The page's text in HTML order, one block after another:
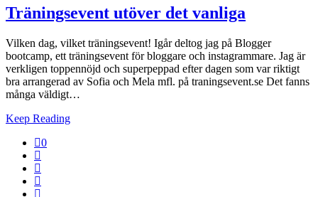
Träningsevent utöver det vanliga
Vilken dag, vilket träningsevent! Igår deltog jag på Blogger
bootcamp, ett träningsevent för bloggare och instagrammare. Jag är
verkligen toppennöjd och superpeppad efter dagen som var riktigt
bra arrangerad av Sofia och Mela mfl. på traningsevent.se Det fanns
många väldigt…
Keep Reading
0